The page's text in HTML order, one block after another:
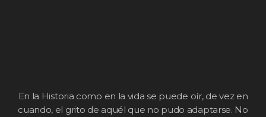
En la Historia como en la vida se puede oír, de vez en
cuando, el grito de aquél que no pudo adaptarse. No